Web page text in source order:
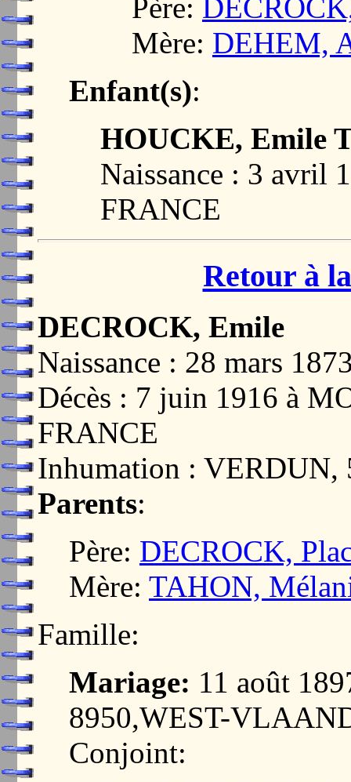
Père:
Mère: DEHEM,
Enfant(s):
HOUCKE, Emile
Naissance : 3 avril
FRANCE
Retour à
DECROCK, Emile
Naissance : 28 mars
Décès : 7 juin 1916 à
FRANCE
Inhumation : VERDUN,
Parents:
Père: DECROCK,
Mère: TAHON,
Famille:
Mariage: 11 août
8950,WEST-
Conjoint: